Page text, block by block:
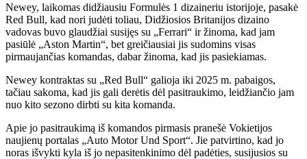
Newey, laikomas didžiausiu Formulės 1 dizaineriu istorijoje, pasakė
Red Bull, kad nori judėti toliau, Didžiosios Britanijos dizaino
vadovas buvo glaudžiai susijęs su „Ferrari“ ir žinoma, kad jam
pasiūlė „Aston Martin“, bet greičiausiai jis sudomins visas
pirmaujančias komandas, dabar žinoma, kad jis pasiekiamas.
Newey kontraktas su „Red Bull“ galioja iki 2025 m. pabaigos,
tačiau sakoma, kad jis gali derėtis dėl pasitraukimo, leidžiančio jam
nuo kito sezono dirbti su kita komanda.
Apie jo pasitraukimą iš komandos pirmasis pranešė Vokietijos
naujienų portalas „Auto Motor Und Sport“. Jie patvirtino, kad jo
noras išvykti kyla iš jo nepasitenkinimo dėl padėties, susijusios su